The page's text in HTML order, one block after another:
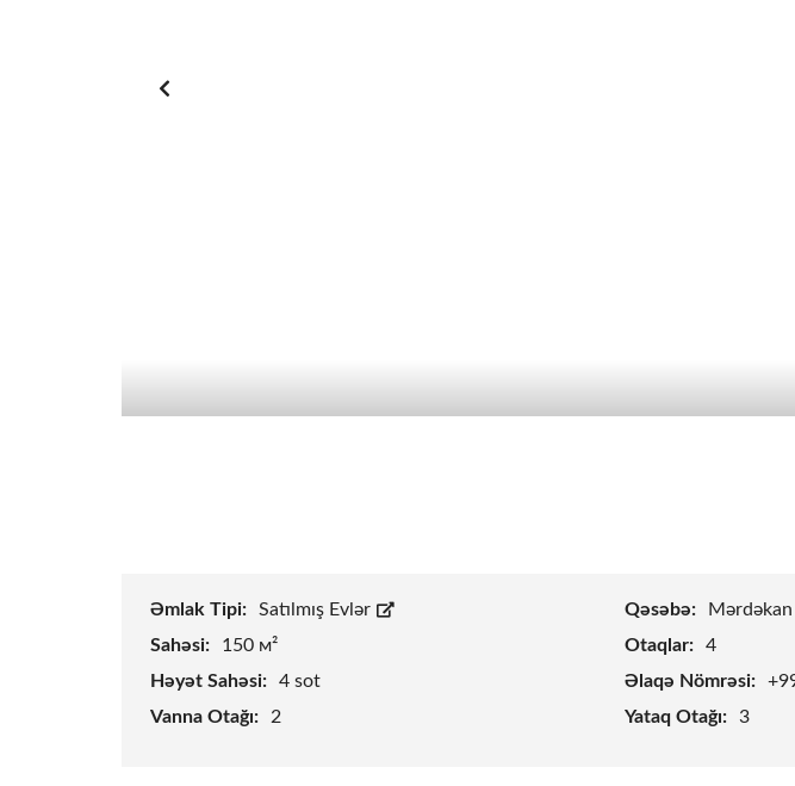
Əmlak Tipi: Satılmış Evlər Qəsəbə:
Mərdəkan
Sahəsi:
150 м² Otaqlar:
4
Həyət Sahəsi:
4 sot Əlaqə Nömrəsi:
Vanna Otağı:
2 Yataq Otağı: 3